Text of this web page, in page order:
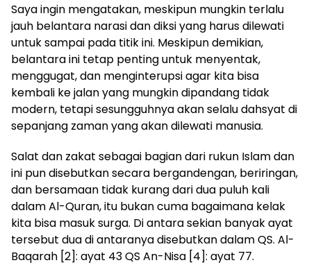
Saya ingin mengatakan, meskipun mungkin terlalu
jauh belantara narasi dan diksi yang harus dilewati
untuk sampai pada titik ini. Meskipun demikian,
belantara ini tetap penting untuk menyentak,
menggugat, dan menginterupsi agar kita bisa
kembali ke jalan yang mungkin dipandang tidak
modern, tetapi sesungguhnya akan selalu dahsyat di
sepanjang zaman yang akan dilewati manusia.
Salat dan zakat sebagai bagian dari rukun Islam dan
ini pun disebutkan secara bergandengan, beriringan,
dan bersamaan tidak kurang dari dua puluh kali
dalam Al-Quran, itu bukan cuma bagaimana kelak
kita bisa masuk surga. Di antara sekian banyak ayat
tersebut dua di antaranya disebutkan dalam QS. Al-
Baqarah [2]: ayat 43 QS An-Nisa [4]: ayat 77.